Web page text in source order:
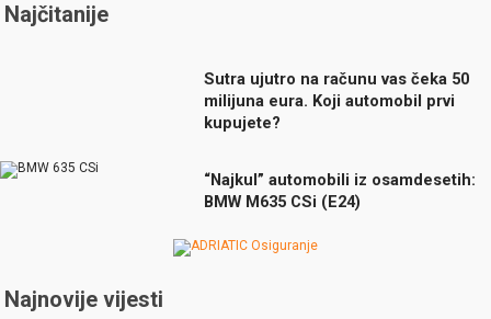
Najčitanije
Sutra ujutro na računu vas čeka 50
milijuna eura. Koji automobil prvi
kupujete?
“Najkul” automobili iz osamdesetih:
BMW M635 CSi (E24)
Najnovije vijesti